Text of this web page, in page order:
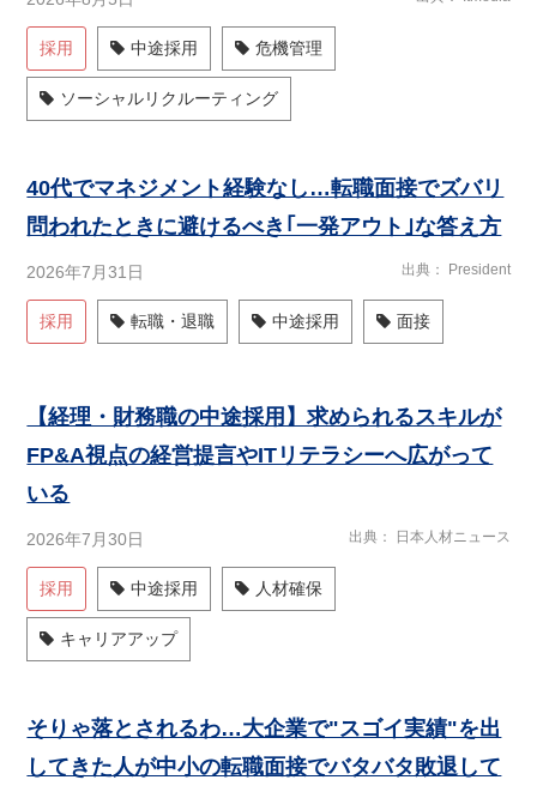
採用 中途採用 危機管理
ソーシャルリクルーティング
40代でマネジメント経験なし…転職面接でズバリ
問われたときに避けるべき｢一発アウト｣な答え方
2026年7月31日 出典 President
採用 転職・退職 中途採用 面接
【経理・財務職の中途採用】求められるスキルが
FP&A視点の経営提言やITリテラシーへ広がって
いる
2026年7月30日 出典 日本人材ニュース
採用 中途採用 人材確保
キャリアアップ
そりゃ落とされるわ…大企業で"スゴイ実績"を出
してきた人が中小の転職面接でバタバタ敗退して